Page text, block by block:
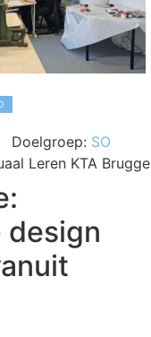
Doelgroep: SO
Leren KTA Brugge
design